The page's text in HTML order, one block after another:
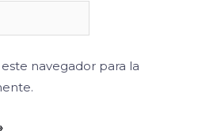
navegador para la